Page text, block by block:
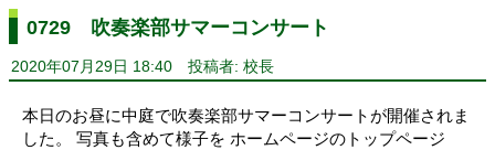
0729 吹奏楽部サマーコンサート
2020年07月29日 18:40 投稿者: 校長
本日のお昼に中庭で吹奏楽部サマーコンサートが開催されま
した。 写真も含めて様子を ホームページのトップページ